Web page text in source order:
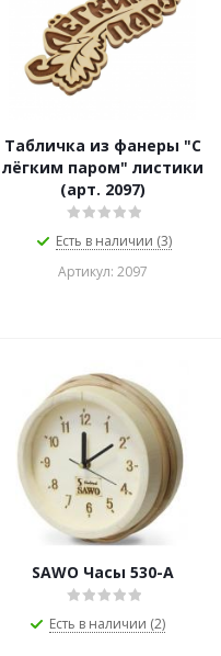
Табличка из фанеры "С
лёгким паром" листики
(арт. 2097)
Есть в наличии (3)
Артикул: 2097
SAWO Часы 530-A
Есть в наличии (2)